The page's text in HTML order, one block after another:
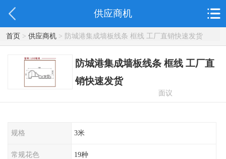
供应商机
首页> 供应商机> 防城港集成墙板线条 框线 工厂直销快速发货
防城港集成墙板线条 框线 工厂直
销快速发货
面议
规格 3米
常规花色 19种